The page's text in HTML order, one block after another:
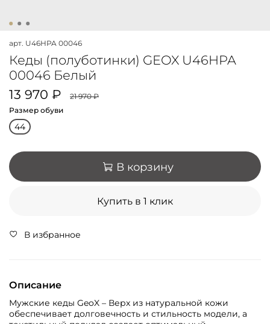
арт. U46HPA 00046
Кеды (полуботинки) GEOX U46HPA
00046 Белый
13 970 ₽
21 970 ₽
Размер обуви
44
В корзину
Купить в 1 клик
В избранное
Описание
Мужские кеды GeoX – Верх из натуральной кожи
обеспечивает долговечность и стильность модели, а